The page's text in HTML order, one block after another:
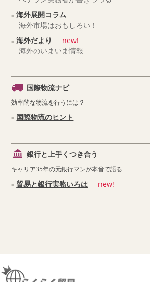
海外展開コラム
海外市場はおもしろい！
海外だより
new!
海外のいまいま情報
国際物流ナビ
効率的な物流を行うには？
国際物流のヒント
銀行と上手くつき合う
キャリア35年の元銀行マンが本音で語る
貿易と銀行実務いろは new!